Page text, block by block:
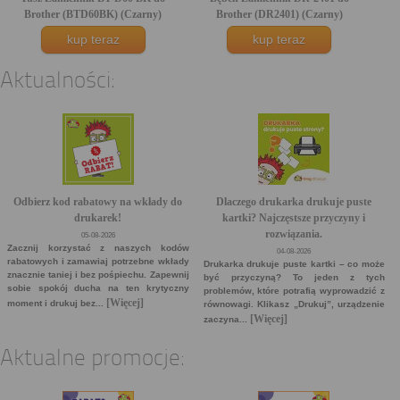
Brother (BTD60BK) (Czarny)
kup teraz
Brother (DR2401) (Czarny)
kup teraz
Aktualności:
Odbierz kod rabatowy na wkłady do
drukarek!
05-08-2026
Zacznij korzystać z naszych kodów
rabatowych i zamawiaj potrzebne wkłady
znacznie taniej i bez pośpiechu. Zapewnij
sobie spokój ducha na ten krytyczny
moment i drukuj bez... [Więcej]
Dlaczego drukarka drukuje puste
kartki? Najczęstsze przyczyny i
rozwiązania.
04-08-2026
Drukarka drukuje puste kartki – co może
być przyczyną? To jeden z tych
problemów, które potrafią wyprowadzić z
równowagi. Klikasz „Drukuj”, urządzenie
zaczyna...
[Więcej]
Aktualne promocje: